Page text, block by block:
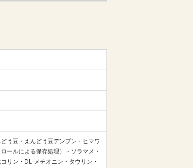
う豆・えんどう豆デンプン・ヒマワ
ールによる保存処理）・ソラマメ・
リン・DL-メチオニン・タウリン・